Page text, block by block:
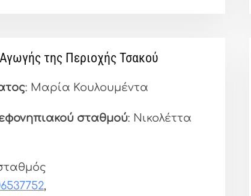
της Περιοχής Τσακού
: Μαρία Κουλουμέντα
σταθμού: Νικολέττα
,